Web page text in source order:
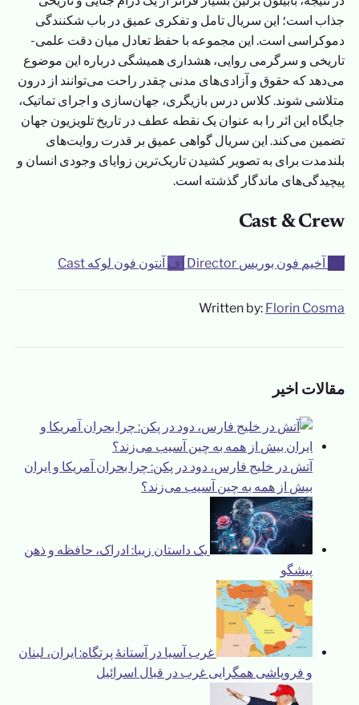
جذاب است؛ این سریال تامل و تفکری عمیق در باب شکنندگی
دموکراسی است. این مجموعه با حفظ تعادل میان دقت علمی-
تاریخی و سرگرمی روایی، هشداری همیشگی درباره این موضوع
می‌دهد که حقوق و آزادی‌های مدنی چقدر راحت می‌توانند از درون
متلاشی شوند. کلاس درس بازیگری، جهان‌سازی و اجرای تماتیک،
جایگاه این اثر را به عنوان یک نقطه عطف در تاریخ تلویزیون جهان
تضمین می‌کند. این سریال گواهی عمیق بر قدرت روایت‌های
بلندمدت برای به تصویر کشیدن تاریک‌ترین زوایای وجودی انسان و
پیچیدگی‌های ماندگار گذشته است.
Cast & Crew
آخیم فون بوریس Director آف آنتون فون لوکه Cast
Written by: Florin Cosma
مقالات اخیر
آتش در خلیج فارس، دود در پکن: چرا بحران آمریکا و ایران
بیش از همه به چین آسیب می‌زند؟
یک داستان زیبا: ادراک، حافظه و ذهن
پیشگو
غرب آسیا در آستانهٔ پرتگاه: ایران، لبنان
و فروپاشی همگرایی غرب در قبال اسرائیل